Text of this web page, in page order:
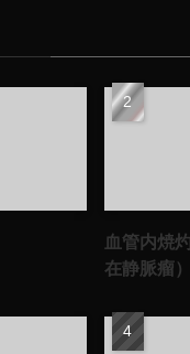
血管内焼
在静脈瘤）